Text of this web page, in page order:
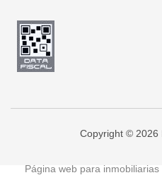
Copyright © 2026
Página web para inmobiliarias